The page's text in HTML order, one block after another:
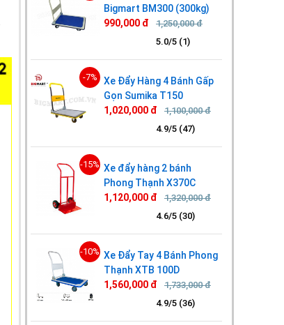
Bigmart BM300 (300kg)
990,000 đ
1,250,000 đ
5.0/5 (1)
-7%
Xe Đẩy Hàng 4 Bánh Gấp
Gọn Sumika T150
1,020,000 đ
1,100,000 đ
4.9/5 (47)
-15% Xe đẩy hàng 2 bánh
Phong Thạnh X370C
1,120,000 đ
1,320,000 đ
4.6/5 (30)
-10% Xe Đẩy Tay 4 Bánh Phong
Thạnh XTB 100D
1,560,000 đ
1,733,000 đ
4.9/5 (36)